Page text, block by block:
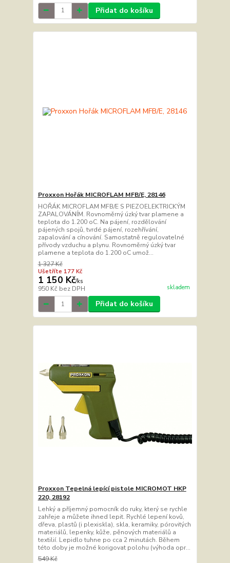
Přidat do košíku
Proxxon Hořák MICROFLAM MFB/E, 28146
HOŘÁK MICROFLAM MFB/E S PIEZOELEKTRICKÝM
ZAPALOVÁNÍM. Rovnoměrný úzký tvar plamene a
teplota do 1.200 oC. Na pájení, rozdělování
pájených spojů, tvrdé pájení, rozehřívání,
zapalování a cínování. Samostatně regulovatelné
přívody vzduchu a plynu. Rovnoměrný úzký tvar
plamene a teplota do 1.200 oC umož...
1 327 Kč
Ušetříte 177 Kč
1 150 Kč/ks
950 Kč bez DPH skladem
Přidat do košíku
Proxxon Tepelná lepící pistole MICROMOT HKP
220, 28192
Lehký a příjemný pomocník do ruky, který se rychle
zahřeje a můžete ihned lepit. Rychlé lepení kovů,
dřeva, plastů (i plexiskla), skla, keramiky, pórovitých
materiálů, lepenky, kůže, pěnových materiálů a
textilií. Lepidlo tuhne po cca 2 minutách. Během
této doby je možné korigovat polohu (výhoda opr...
549 Kč